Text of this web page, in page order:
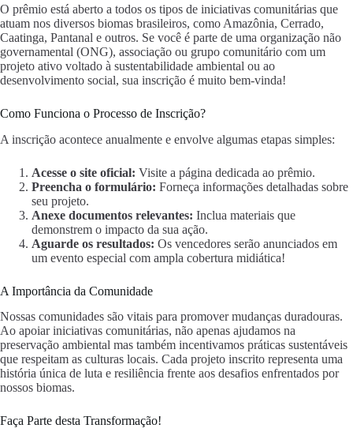
O prêmio está aberto a todos os tipos de iniciativas comunitárias que
atuam nos diversos biomas brasileiros, como Amazônia, Cerrado,
Caatinga, Pantanal e outros. Se você é parte de uma organização não
governamental (ONG), associação ou grupo comunitário com um
projeto ativo voltado à sustentabilidade ambiental ou ao
desenvolvimento social, sua inscrição é muito bem-vinda!
Como Funciona o Processo de Inscrição?
A inscrição acontece anualmente e envolve algumas etapas simples:
Acesse o site oficial: Visite a página dedicada ao prêmio.
Preencha o formulário: Forneça informações detalhadas sobre
seu projeto.
Anexe documentos relevantes: Inclua materiais que
demonstrem o impacto da sua ação.
Aguarde os resultados: Os vencedores serão anunciados em
um evento especial com ampla cobertura midiática!
A Importância da Comunidade
Nossas comunidades são vitais para promover mudanças duradouras.
Ao apoiar iniciativas comunitárias, não apenas ajudamos na
preservação ambiental mas também incentivamos práticas sustentáveis
que respeitam as culturas locais. Cada projeto inscrito representa uma
história única de luta e resiliência frente aos desafios enfrentados por
nossos biomas.
Faça Parte desta Transformação!